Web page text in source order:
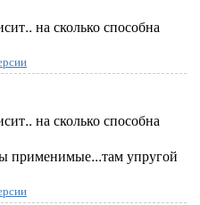
на сколько способна
на сколько способна
применимые...там упругой